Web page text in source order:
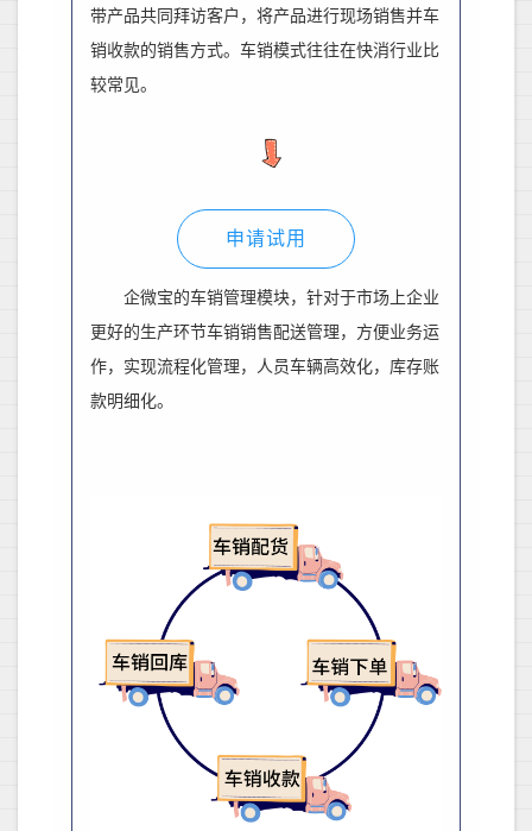
带产品共同拜访客户，将产品进行现场销售并车
销收款的销售方式。车销模式往往在快消行业比
较常见。
申请试用
企微宝的车销管理模块，针对于市场上企业
更好的生产环节车销销售配送管理，方便业务运
作，实现流程化管理，人员车辆高效化，库存账
款明细化。